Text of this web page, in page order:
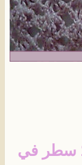
ونستمر حتى ننهي عملنا 20 سطر في